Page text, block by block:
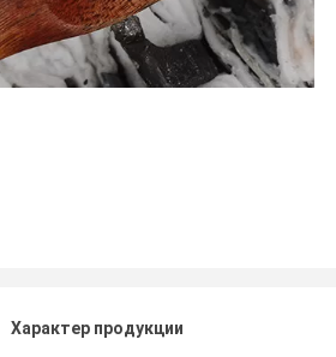
Характер продукции